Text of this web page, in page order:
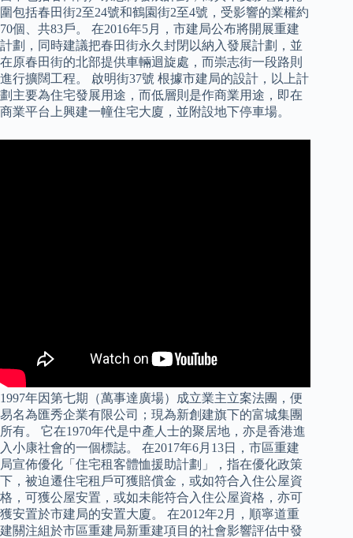
圍包括春田街2至24號和鶴園街2至4號，受影響的業權約
70個、共83戶。 在2016年5月，市建局公布將開展重建
計劃，同時建議把春田街永久封閉以納入發展計劃，並
在原春田街的北部提供車輛迴旋處，而崇志街一段路則
進行擴闊工程。 啟明街37號 根據市建局的設計，以上計
劃主要為住宅發展用途，而低層則是作商業用途，即在
商業平台上興建一幢住宅大廈，並附設地下停車場。
1997年因第七期（萬事達廣場）成立業主立案法團，便
易名為匯秀企業有限公司；現為新創建旗下的富城集團
所有。 它在1970年代是中產人士的聚居地，亦是香港進
入小康社會的一個標誌。 在2017年6月13日，市區重建
局宣佈優化「住宅租客體恤援助計劃」，指在優化政策
下，被迫遷住宅租戶可獲賠償金，或如符合入住公屋資
格，可獲公屋安置，或如未能符合入住公屋資格，亦可
獲安置於市建局的安置大廈。 在2012年2月，順寧道重
建關注組於市區重建局新重建項目的社會影響評估中發